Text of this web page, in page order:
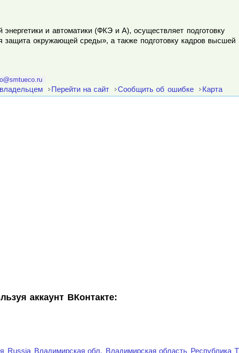
и автоматики (ФКЭ и А), осуществляет подготовку
защита окружающей среды», а также подготовку кадров высшей
Перейти на сайт Сообщить об ошибке Карта
аккаунт ВКонтакте:
Russia Владимирская обл. Владимирская область Республика